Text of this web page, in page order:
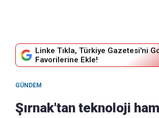
Linke Tıkla, Türkiye Gazetesi'ni
Favorilerine Ekle!
GÜNDEM
Şırnak'tan teknoloji